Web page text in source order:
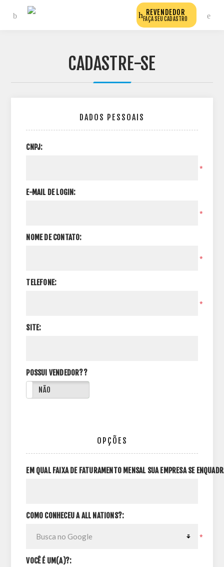
REVENDEDOR
FAÇA SEU CADASTRO
CADASTRE-SE
DADOS PESSOAIS
CNPJ:
*
E-MAIL DE LOGIN:
*
NOME DE CONTATO:
*
TELEFONE:
*
SITE:
POSSUI VENDEDOR??
NÃO
OPÇÕES
EM QUAL FAIXA DE FATURAMENTO MENSAL SUA EMPRESA SE
COMO CONHECEU A ALL NATIONS?:
*
VOCÊ É UM(A)?: